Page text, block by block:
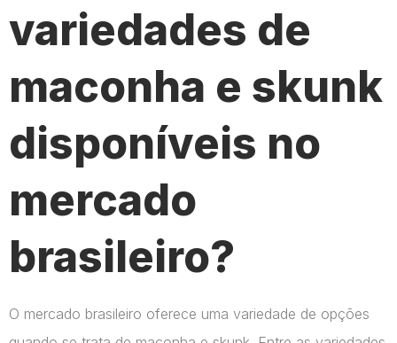
variedades de
maconha e skunk
disponíveis no
mercado
brasileiro?
O mercado brasileiro oferece uma variedade de opções